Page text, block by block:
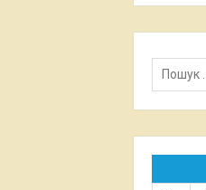
Пошук: